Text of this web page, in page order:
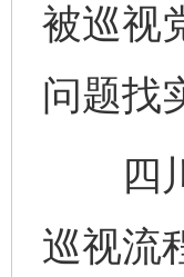
被巡视
问题找
四川
巡视流